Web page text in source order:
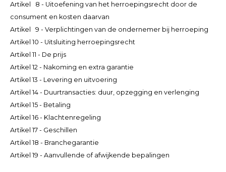
Español
Polski
CAD
CHF
INR
JPY
THB
CZK
DKK
Artikel 8 - Uitoefening van het herroepingsrecht door de
consument en kosten daarvan
Artikel 9 - Verplichtingen van de ondernemer bij herroeping
Artikel 10 - Uitsluiting herroepingsrecht
Artikel 11 - De prijs
Artikel 12 - Nakoming en extra garantie
Artikel 13 - Levering en uitvoering
Artikel 14 - Duurtransacties: duur, opzegging en verlenging
Artikel 15 - Betaling
Artikel 16 - Klachtenregeling
Artikel 17 - Geschillen
Artikel 18 - Branchegarantie
Artikel 19 - Aanvullende of afwijkende bepalingen